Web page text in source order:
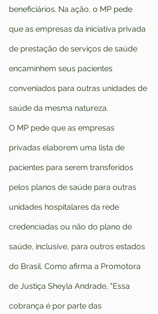
beneficiários. Na ação, o MP pede
que as empresas da iniciativa privada
de prestação de serviços de saúde
encaminhem seus pacientes
conveniados para outras unidades de
saúde da mesma natureza.
O MP pede que as empresas
privadas elaborem uma lista de
pacientes para serem transferidos
pelos planos de saúde para outras
unidades hospitalares da rede
credenciadas ou não do plano de
saúde, inclusive, para outros estados
do Brasil. Como afirma a Promotora
de Justiça Sheyla Andrade, "Essa
cobrança é por parte das